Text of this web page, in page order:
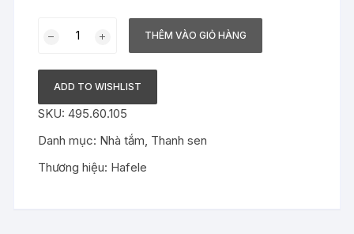
hợp
Hafele
-
New
Mysterious
chưa
THÊM VÀO GIỎ HÀNG
ADD TO WISHLIST
SKU:495.60.105
Danh mục: Nhà tắm, Thanh sen
Thương hiệu: Hafele